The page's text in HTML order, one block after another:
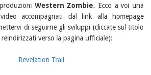
Western Zombie. Ecco a voi una
accompagnati dal link alla homepage
di seguirne gli sviluppi (cliccate sul titolo
verso la pagina ufficiale):
Revelation Trail